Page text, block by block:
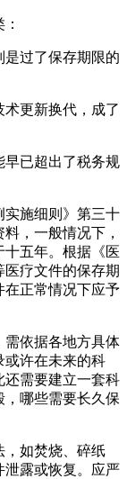
是过了保存期限的
更新换代，成了
早已超出了税务规
实施细则》第三十
，一般情况下，
五年。根据《医
疗文件的保存期
在正常情况下应予
需依据各地方具体
或许在未来的科
还需要建立一套科
，哪些需要长久保
，如焚烧、碎纸
泄露或恢复。应严